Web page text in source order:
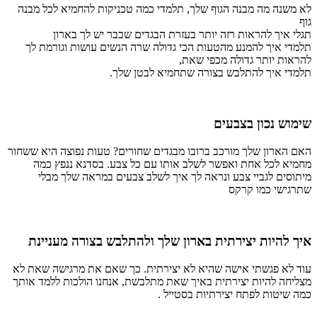
לא משנה מה מבנה הגוף שלך, תלמדי כמה טכניקות להחמיא לכל מבנה
גוף
תגלי איך להראות רזה יותר בעזרת הבגדים שכבר יש לך בארון
תלמדי איך להמנע מהטעות הכי גדולה שרה הנשים עושות וגורמת לך
להראות יותר גדולה מכפי שאת,
תלמדי איך להתלבש בצורה שתחמיא לבטן שלך.
שימוש נכון בצבעים
האם הארון שלך מורכב ברובו מבגדים שחורים? טעות נפוצה היא ששחור
מחמיא לכל אחת ואפשר לשלב אותו עם כל צבע. בסדנא ננפץ כמה
מיתוסים לגביי צבע ונראה לך איך לשלב צבעים במראה שלך מבלי
שתרגישי כמו קרקס
איך להיות יצירתית בארון שלך ולהתלבש בצורה מעניינת
עוד לא פגשתי אישה שהיא לא יצירתית. כך שאם את מרגישה שאת לא
מצליחה להיות יצירתית באיך שאת מתלבשת, אנחנו הולכות ללמד אותך
כמה שיטות לפתח יצירתיות בסטייל .